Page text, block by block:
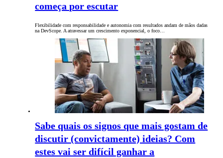
começa por escutar
Flexibilidade com responsabilidade e autonomia com resultados andam de mãos dadas
na DevScope. A atravessar um crescimento exponencial, o foco…
Sabe quais os signos que mais gostam de
discutir (convictamente) ideias? Com
estes vai ser difícil ganhar a